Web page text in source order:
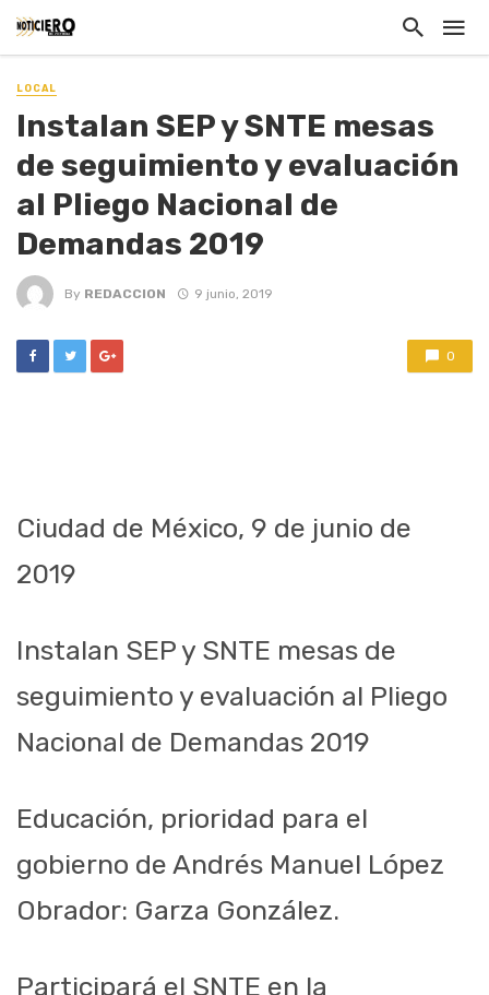
LOCAL
Instalan SEP y SNTE mesas
de seguimiento y evaluación
al Pliego Nacional de
Demandas 2019
By REDACCION 9 junio, 2019
0
Ciudad de México, 9 de junio de
2019
Instalan SEP y SNTE mesas de
seguimiento y evaluación al Pliego
Nacional de Demandas 2019
Educación, prioridad para el
gobierno de Andrés Manuel López
Obrador: Garza González.
Participará el SNTE en la